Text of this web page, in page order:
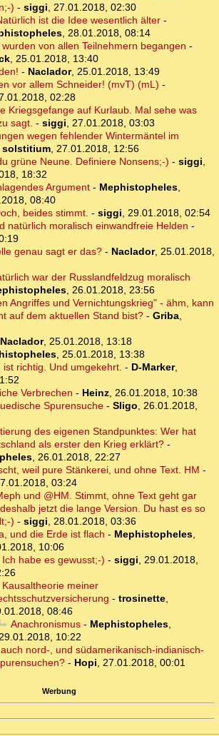
) - siggi, 27.01.2018, 02:30
ist die Idee wesentlich älter-
, 28.01.2018, 08:14
von allen Teilnehmern begangen -
, 25.01.2018, 13:40
- Naclador, 25.01.2018, 13:49
vor allem Schneider! (mvT) (mL) -
02:28
Kriegsgefange auf Kurlaub. Mal sehe was
sagt. - siggi, 27.01.2018, 03:03
wegen fehlender Wintermäntel im
solstitium, 27.01.2018, 12:56
grüne Neune. Definiere Nonsens;-) - siggi,
18:32
Argument- Mephistopheles,
08:40
beides stimmt. - siggi, 29.01.2018, 02:54
natürlich moralisch einwandfreie Helden -
genau sagt er das?- Naclador, 25.01.2018,
war der Russlandfeldzug moralisch
, 26.01.2018, 23:56
Angriffes und Vernichtungskrieg" - ähm, kann
auf dem aktuellen Stand bist? - Griba,
Naclador, 25.01.2018, 13:18
, 25.01.2018, 13:38
ist richtig. Und umgekehrt. - D-Marker,
Verbrechen - Heinz, 26.01.2018, 10:38
Spurensuche- Sligo, 26.01.2018,
des eigenen Standpunktes: Wer hat
als erster den Krieg erklärt? -
, 26.01.2018, 22:27
weil pure Stänkerei, und ohne Text. HM -
03:24
und @HM. Stimmt, ohne Text geht gar
jetzt die lange Version. Du hast es so
) - siggi, 28.01.2018, 03:36
und die Erde ist flach - Mephistopheles,
10:06
Ich habe es gewusst;-) - siggi, 29.01.2018,
Kausaltheorie meiner
- trosinette,
08:46
Anachronismus- Mephistopheles,
10:22
nord-, und südamerikanisch-indianisch-
- Hopi, 27.01.2018, 00:01
Werbung